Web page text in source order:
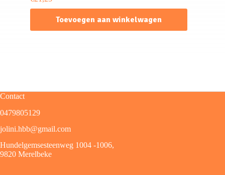
Toevoegen aan winkelwagen
Contact
0479805129
jolini.hbb@gmail.com
Hundelgemsesteenweg 1004 -1006,
9820 Merelbeke